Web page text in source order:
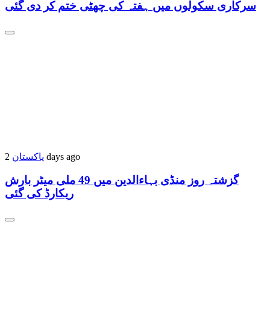
سرکاری سکولوں میں ہفتہ کی چھٹی ختم کر دی گئی
پاکستان 2 days ago
گزشتہ روز منڈی بہاءالدین میں 49 ملی میٹر بارش
ریکارڈ کی گئی